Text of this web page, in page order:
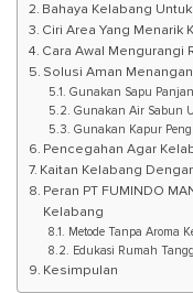
Bahaya Kelabang
Ciri Area Yang Menarik
Cara Awal Mengurangi
Solusi Aman
Gunakan Sapu
Gunakan Air Sabun
Gunakan Kapur
Pencegahan Agar
Kaitan Kelabang
Peran PT FUMINDO
Kelabang
Metode Tanpa Aroma
Edukasi Rumah
Kesimpulan